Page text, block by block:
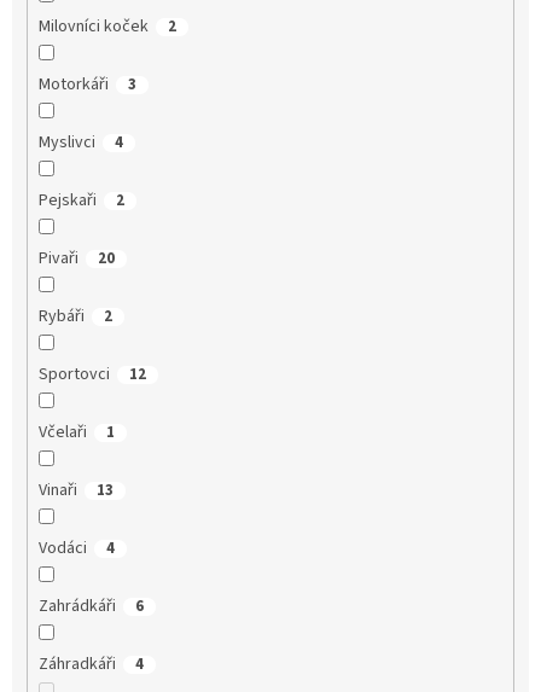
Milovníci koček 2
Motorkáři 3
Myslivci 4
Pejskaři 2
Pivaři 20
Rybáři 2
Sportovci 12
Včelaři 1
Vinaři 13
Vodáci 4
Zahrádkáři 6
Záhradkáři 4